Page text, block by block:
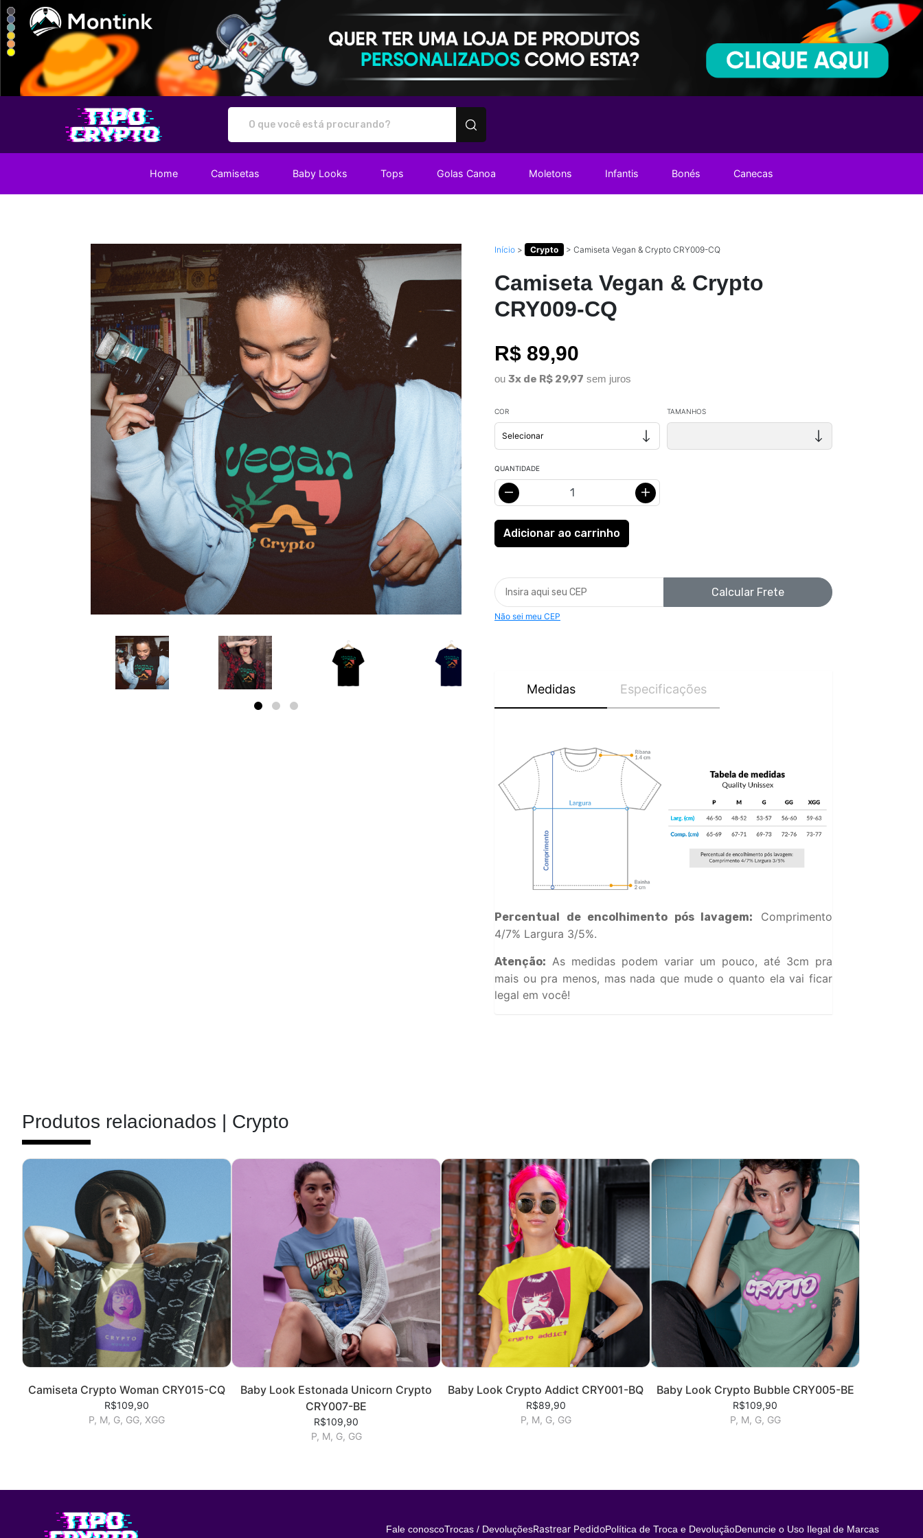
Home Camisetas Baby Looks Tops Golas Canoa Moletons Infantis Bonés Canecas
Início > Crypto > Camiseta Vegan & Crypto CRY009-CQ
Camiseta Vegan & Crypto
CRY009-CQ
R$ 89,90
ou 3x de R$ 29,97 sem juros
COR TAMANHOS
QUANTIDADE
Calcular Frete
Não sei meu CEP
Medidas Especificações
Percentual de encolhimento pós lavagem:
Comprimento
4/7% Largura 3/5%.
Atenção: As medidas podem variar um pouco, até 3cm pra
mais ou pra menos, mas nada que mude o quanto ela vai ficar
legal em você!
Produtos relacionados | Crypto
Camiseta Crypto Woman CRY015-CQ
R$109,90
P, M, G, GG, XGG
Baby Look Estonada Unicorn Crypto
CRY007-BE
R$109,90
P, M, G, GG
Baby Look Crypto Addict CRY001-BQ
R$89,90
P, M, G, GG
Baby Look Crypto Bubble CRY005-BE
R$109,90
P, M, G, GG
Fale conoscoTrocas / DevoluçõesRastrear PedidoPolítica de Troca e DevoluçãoDenuncie o Uso Ilegal de Marcas